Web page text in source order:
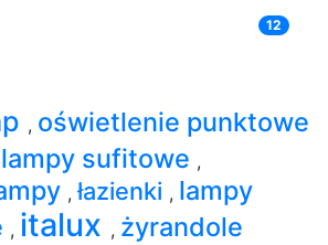
12
, oświetlenie punktowe
lampy sufitowe ,
, łazienki , lampy
, italux , żyrandole